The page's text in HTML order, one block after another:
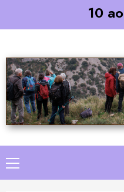
10
Primary
Menu